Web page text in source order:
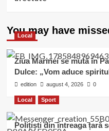
You may have
Local
Ziua Marinei se mută în
Dulce: „Vom aduce
edition august 4, 2026 0
Local Sport
Polițiști din întreaga țară